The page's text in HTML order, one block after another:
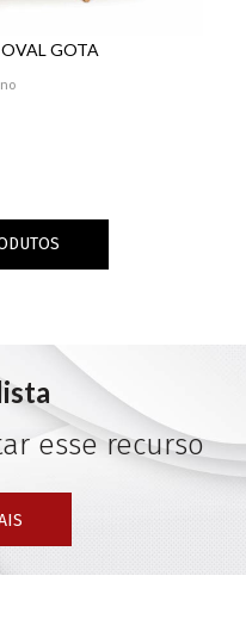
GOTA
esse recurso